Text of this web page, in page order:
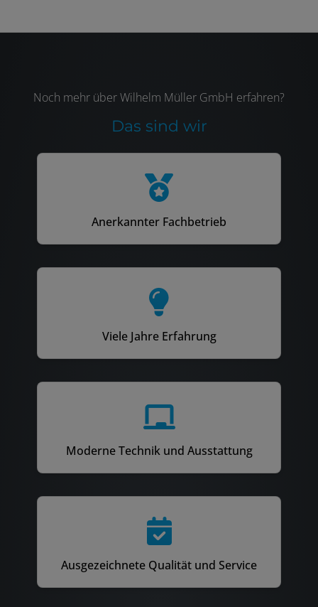
Noch mehr über Wilhelm Müller GmbH erfahren?
Das sind wir
Anerkannter Fachbetrieb
Viele Jahre Erfahrung
Moderne Technik und Ausstattung
Ausgezeichnete Qualität und Service